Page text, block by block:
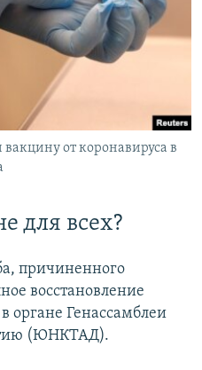
вакцину от коронавируса в
для всех?
причиненного
восстановление
органе Генассамблеи
(ЮНКТАД).